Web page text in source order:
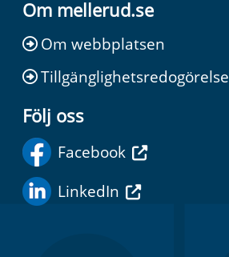
Om mellerud.se
Om webbplatsen
Tillgänglighetsredogörelse
Följ oss
Facebook
LinkedIn